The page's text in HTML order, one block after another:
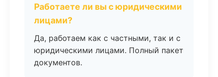
Работаете ли вы с юридическими
лицами?
Да, работаем как с частными, так и с
юридическими лицами. Полный пакет
документов.